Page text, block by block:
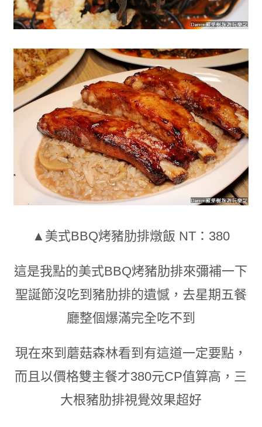
▲美式BBQ烤豬肋排燉飯 NT：380
這是我點的美式BBQ烤豬肋排來彌補一下
聖誕節沒吃到豬肋排的遺憾， 去星期五餐
廳整個爆滿完全吃不到
現在來到蘑菇森林看到有這道一定要點，
而且以價格雙主餐才380元CP值算高 ， 三
大根豬肋排視覺效果超好